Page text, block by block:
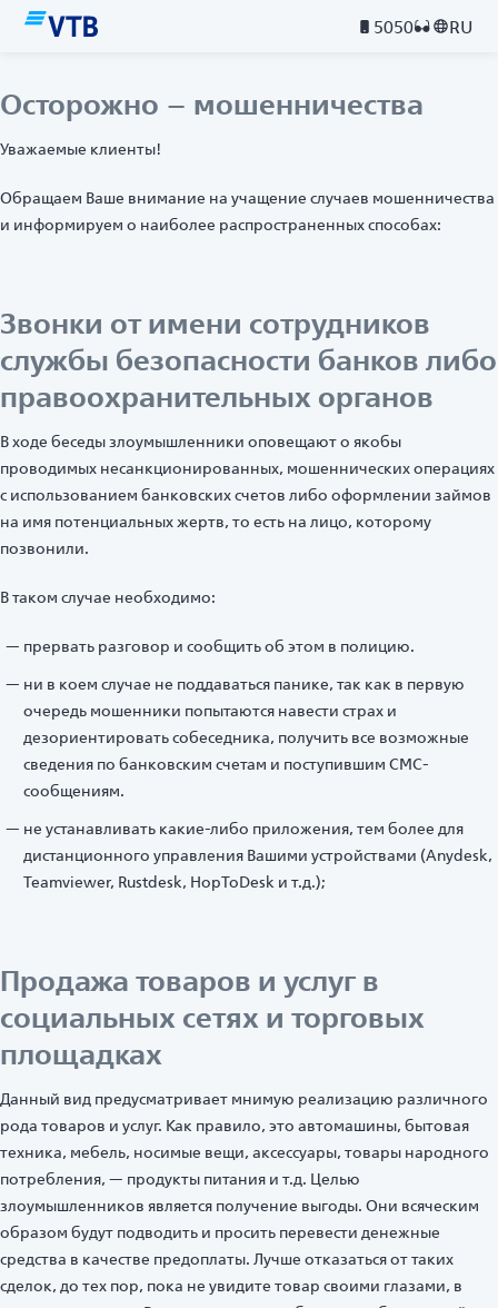
5050 RU
Осторожно – мошенничества
Уважаемые клиенты!
Обращаем Ваше внимание на учащение случаев мошенничества
и информируем о наиболее распространенных способах:
Звонки от имени сотрудников
службы безопасности банков либо
правоохранительных органов
В ходе беседы злоумышленники оповещают о якобы
проводимых несанкционированных, мошеннических операциях
с использованием банковских счетов либо оформлении займов
на имя потенциальных жертв, то есть на лицо, которому
позвонили.
В таком случае необходимо:
прервать разговор и сообщить об этом в полицию.
ни в коем случае не поддаваться панике, так как в первую
очередь мошенники попытаются навести страх и
дезориентировать собеседника, получить все возможные
сведения по банковским счетам и поступившим СМС-
сообщениям.
не устанавливать какие-либо приложения, тем более для
дистанционного управления Вашими устройствами (Anydesk,
Teamviewer, Rustdesk, HopToDesk и т.д.);
Продажа товаров и услуг в
социальных сетях и торговых
площадках
Данный вид предусматривает мнимую реализацию различного
рода товаров и услуг. Как правило, это автомашины, бытовая
техника, мебель, носимые вещи, аксессуары, товары народного
потребления, — продукты питания и т.д. Целью
злоумышленников является получение выгоды. Они всяческим
образом будут подводить и просить перевести денежные
средства в качестве предоплаты. Лучше отказаться от таких
сделок, до тех пор, пока не увидите товар своими глазами, в